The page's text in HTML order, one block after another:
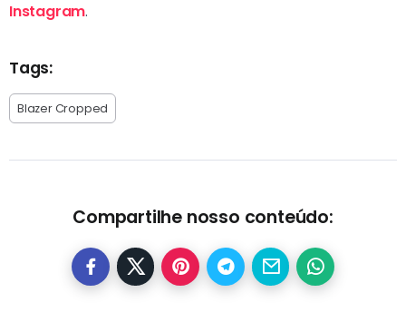
Instagram.
Tags:
Blazer Cropped
Compartilhe nosso conteúdo: